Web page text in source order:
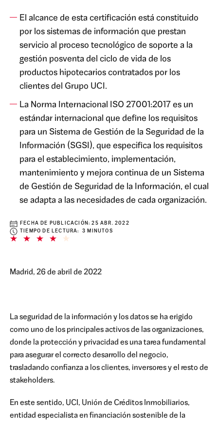
El alcance de esta certificación está constituido
por los sistemas de información que prestan
servicio al proceso tecnológico de soporte a la
gestión posventa del ciclo de vida de los
productos hipotecarios contratados por los
clientes del Grupo UCI.
La Norma Internacional ISO 27001:2017 es un
estándar internacional que define los requisitos
para un Sistema de Gestión de la Seguridad de la
Información (SGSI), que especifica los requisitos
para el establecimiento, implementación,
mantenimiento y mejora continua de un Sistema
de Gestión de Seguridad de la Información, el cual
se adapta a las necesidades de cada organización.
FECHA DE PUBLICACIÓN:25 ABR. 2022
TIEMPO DE LECTURA: 3 MINUTOS
Madrid, 26 de abril de 2022
La seguridad de la información y los datos se ha erigido
como uno de los principales activos de las organizaciones,
donde la protección y privacidad es una tarea fundamental
para asegurar el correcto desarrollo del negocio,
trasladando confianza a los clientes, inversores y el resto de
stakeholders.
En este sentido, UCI, Unión de Créditos Inmobiliarios,
entidad especialista en financiación sostenible de la